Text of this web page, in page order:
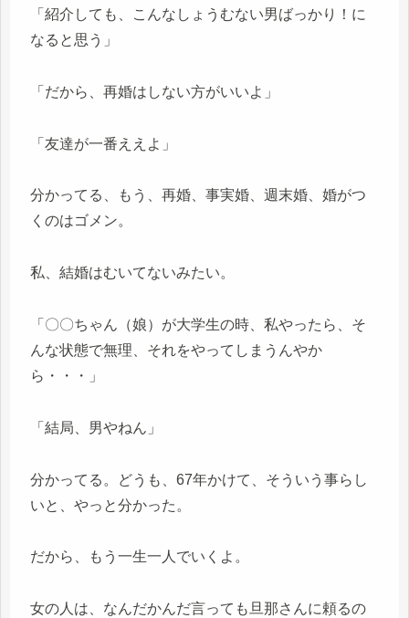
「紹介しても、こんなしょうむない男ばっかり！に
なると思う」
「だから、再婚はしない方がいいよ」
「友達が一番ええよ」
分かってる、もう、再婚、事実婚、週末婚、婚がつ
くのはゴメン。
私、結婚はむいてないみたい。
「〇〇ちゃん（娘）が大学生の時、私やったら、そ
んな状態で無理、それをやってしまうんやか
ら・・・」
「結局、男やねん」
分かってる。どうも、67年かけて、そういう事らし
いと、やっと分かった。
だから、もう一生一人でいくよ。
女の人は、なんだかんだ言っても旦那さんに頼るの